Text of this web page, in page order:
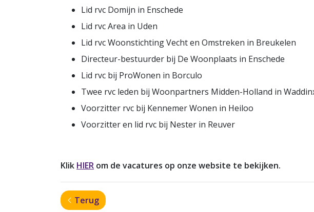
Lid rvc Domijn in Enschede
Lid rvc Area in Uden
Lid rvc Woonstichting Vecht en Omstreken in Breukelen
Directeur-bestuurder bij De Woonplaats in Enschede
Lid rvc bij ProWonen in Borculo
Twee rvc leden bij Woonpartners Midden-Holland in
Voorzitter rvc bij Kennemer Wonen in Heiloo
Voorzitter en lid rvc bij Nester in Reuver
Klik HIER om de vacatures op onze website te bekijken.
Terug